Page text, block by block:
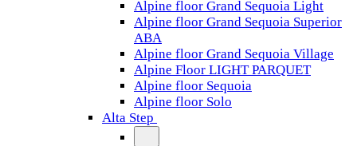
Alpine floor Grand Sequoia Light
Alpine floor Grand Sequoia Superior
ABA
Alpine floor Grand Sequoia Village
Alpine Floor LIGHT PARQUET
Alpine floor Sequoia
Alpine floor Solo
Alta Step